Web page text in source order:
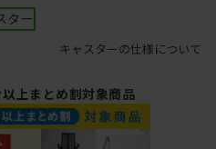
ター
キャスターの仕様について
上まとめ割対象商品